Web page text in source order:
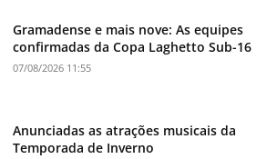
Gramadense e mais nove: As equipes
confirmadas da Copa Laghetto Sub-16
07/08/2026 11:55
Anunciadas as atrações musicais da
Temporada de Inverno